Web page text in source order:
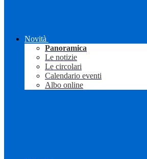
Novità
Panoramica
Le notizie
Le circolari
Calendario eventi
Albo online